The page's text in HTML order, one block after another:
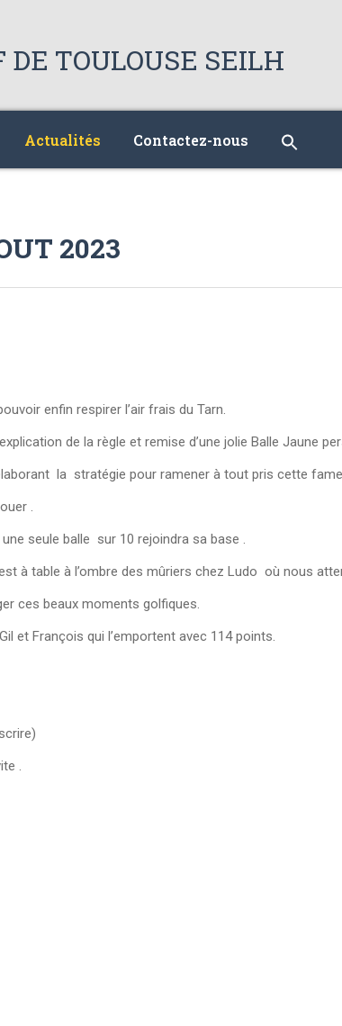
Actualités Contactez-nous
2023
enfin respirer l’air frais du Tarn.
de la règle et remise d’une jolie Balle Jaune
la stratégie pour ramener à tout pris cette
.
seule balle sur 10 rejoindra sa base .
à table à l’ombre des mûriers chez Ludo où nous
ces beaux moments golfiques.
et François qui l’emportent avec 114 points.
.